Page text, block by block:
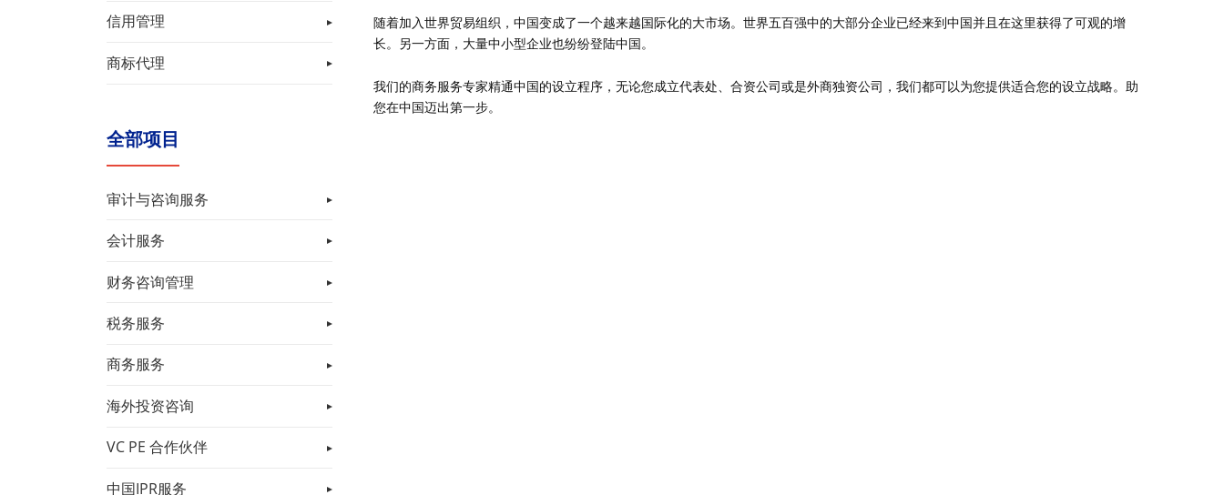
信用管理
商标代理
全部项目
审计与咨询服务
会计服务
财务咨询管理
税务服务
商务服务
海外投资咨询
VC PE 合作伙伴
中国IPR服务
随着加入世界贸易组织，中国变成了一个越来越国际化的大市场。世界五百强中的大部分企业已经来到中国并且在这里获得了可观的增
长。另一方面，大量中小型企业也纷纷登陆中国。
我们的商务服务专家精通中国的设立程序，无论您成立代表处、合资公司或是外商独资公司，我们都可以为您提供适合您的设立战略。助
您在中国迈出第一步。